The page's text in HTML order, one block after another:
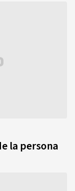
la persona